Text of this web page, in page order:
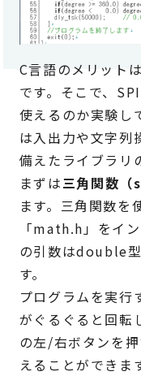
C言語のメリット
です。そこで、
使えるのか実験し
は入出力や文字列
備えたライブラリ
まずは三角関数（
ます。三角関数を
「math.h」をイ
の引数はdouble
す。
プログラムを実行
がぐるぐると回転
の左/右ボタンを
えることができま